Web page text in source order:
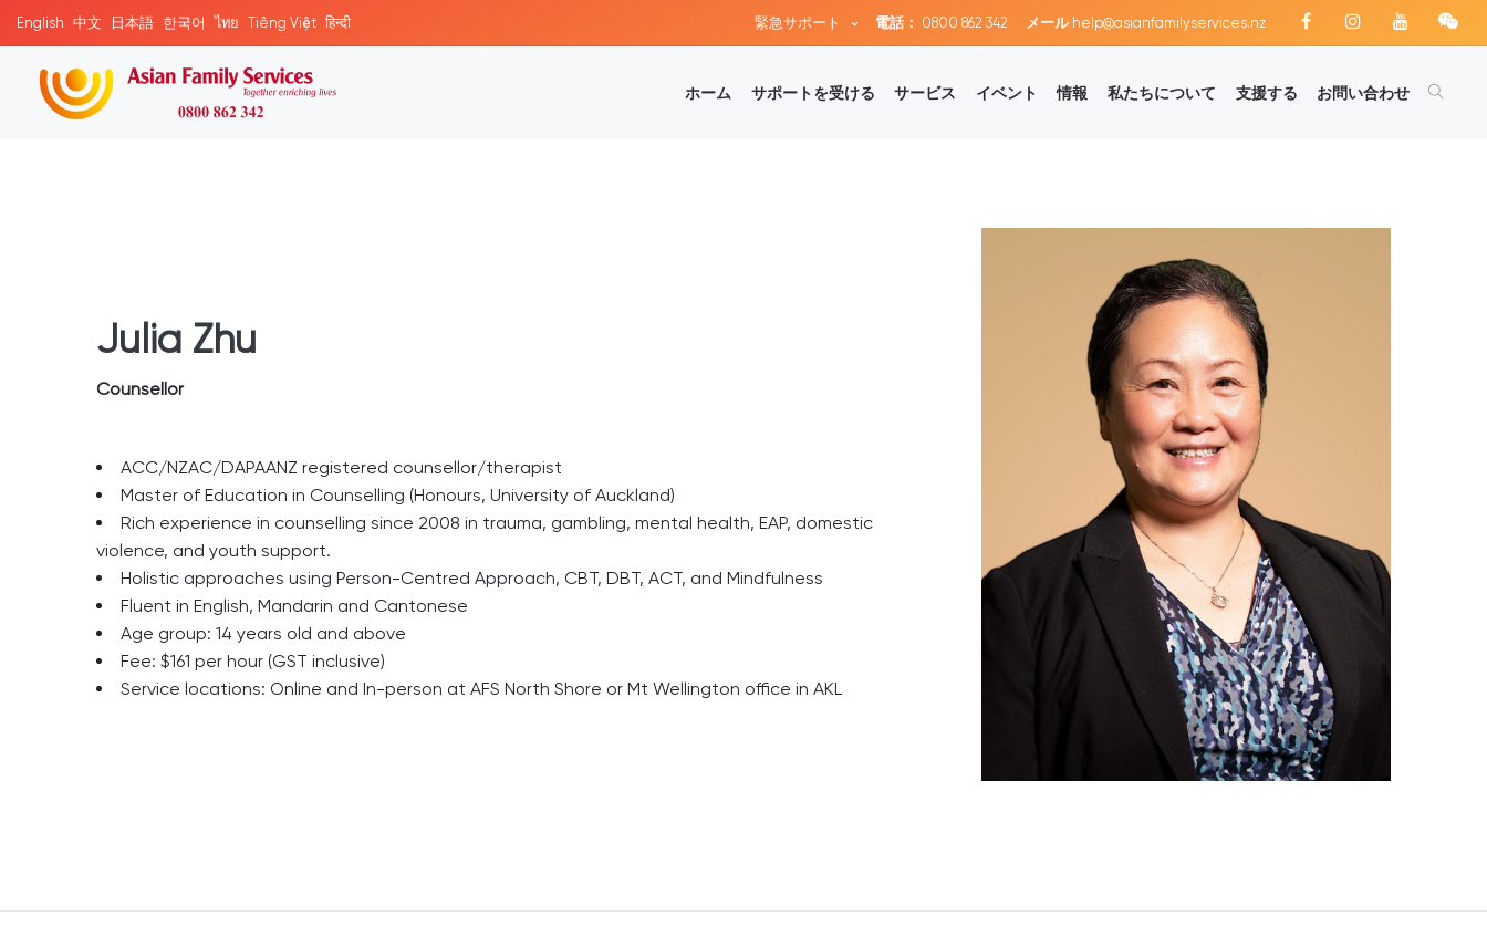
English 中文 日本語 한국어 ไทย Tiếng Việt हिन्दी 緊急サポート 電話： 0800 862 342 メール help@asianfamilyservices.nz
ホーム サポートを受ける サービス イベント 情報 私たちについて 支援する お問い合わせ
Julia Zhu
Counsellor
ACC/NZAC/DAPAANZ registered counsellor/therapist
Master of Education in Counselling (Honours, University of Auckland)
Rich experience in counselling since 2008 in trauma, gambling, mental health, EAP, domestic
violence, and youth support.
Holistic approaches using Person-Centred Approach, CBT, DBT, ACT, and Mindfulness
Fluent in English, Mandarin and Cantonese
Age group: 14 years old and above
Fee: $161 per hour (GST inclusive)
Service locations: Online and In-person at AFS North Shore or Mt Wellington office in AKL